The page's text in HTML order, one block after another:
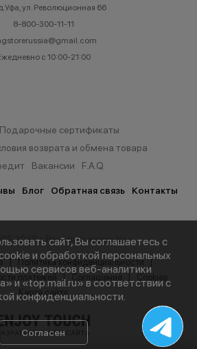
Уфа, ул. Революционная 66
8-800-300-11-11
с 10:00-21:00
Подарочные сертификаты
возврата и обмена товара
Вакансии F.A.Q.
Блог Обратная связь Контакты
2026 г. Все права защищены.
Политика конфиденциальности
платежей
Карта сайта
сайт, Вы соглашаетесь с
и обработкой персональных
сервисов веб-аналитики
и «top.mail.ru» в соответствии с
конфиденциальности.
Согласен